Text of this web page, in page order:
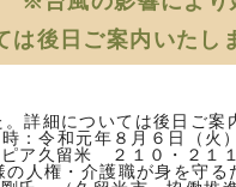
は後日ご案内いたし
詳細については後日ご案
：令和元年８月６日（火
ア久留米 ２１０・２１
人権・介護職が身を守る